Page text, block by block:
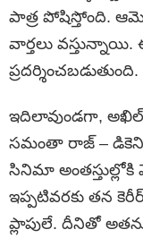
పాత్ర పోషిస్తోంది. ఆమె
వార్తలు
ప్రదర్శించబడుతుంది.
ఇదిలావుండగా,
సమంతా రాజ్ – డికెని
సినిమా అంతస్తుల్లోకి
ఇప్పటివరకు తన
ప్లాపులే. దీనితో